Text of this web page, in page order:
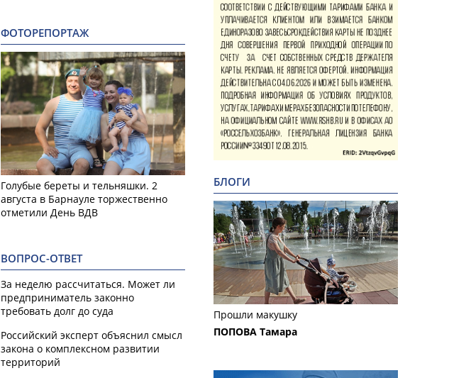
ФОТОРЕПОРТАЖ
Голубые береты и тельняшки. 2
августа в Барнауле торжественно
отметили День ВДВ
ВОПРОС-ОТВЕТ
За неделю рассчитаться. Может ли
предприниматель законно
требовать долг до суда
Российский эксперт объяснил смысл
закона о комплексном развитии
территорий
БЛОГИ
Прошли макушку
ПОПОВА Тамара